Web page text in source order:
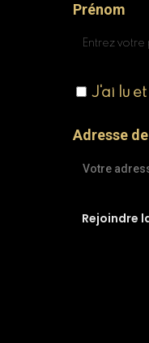
Prénom
J'ai lu
Adresse